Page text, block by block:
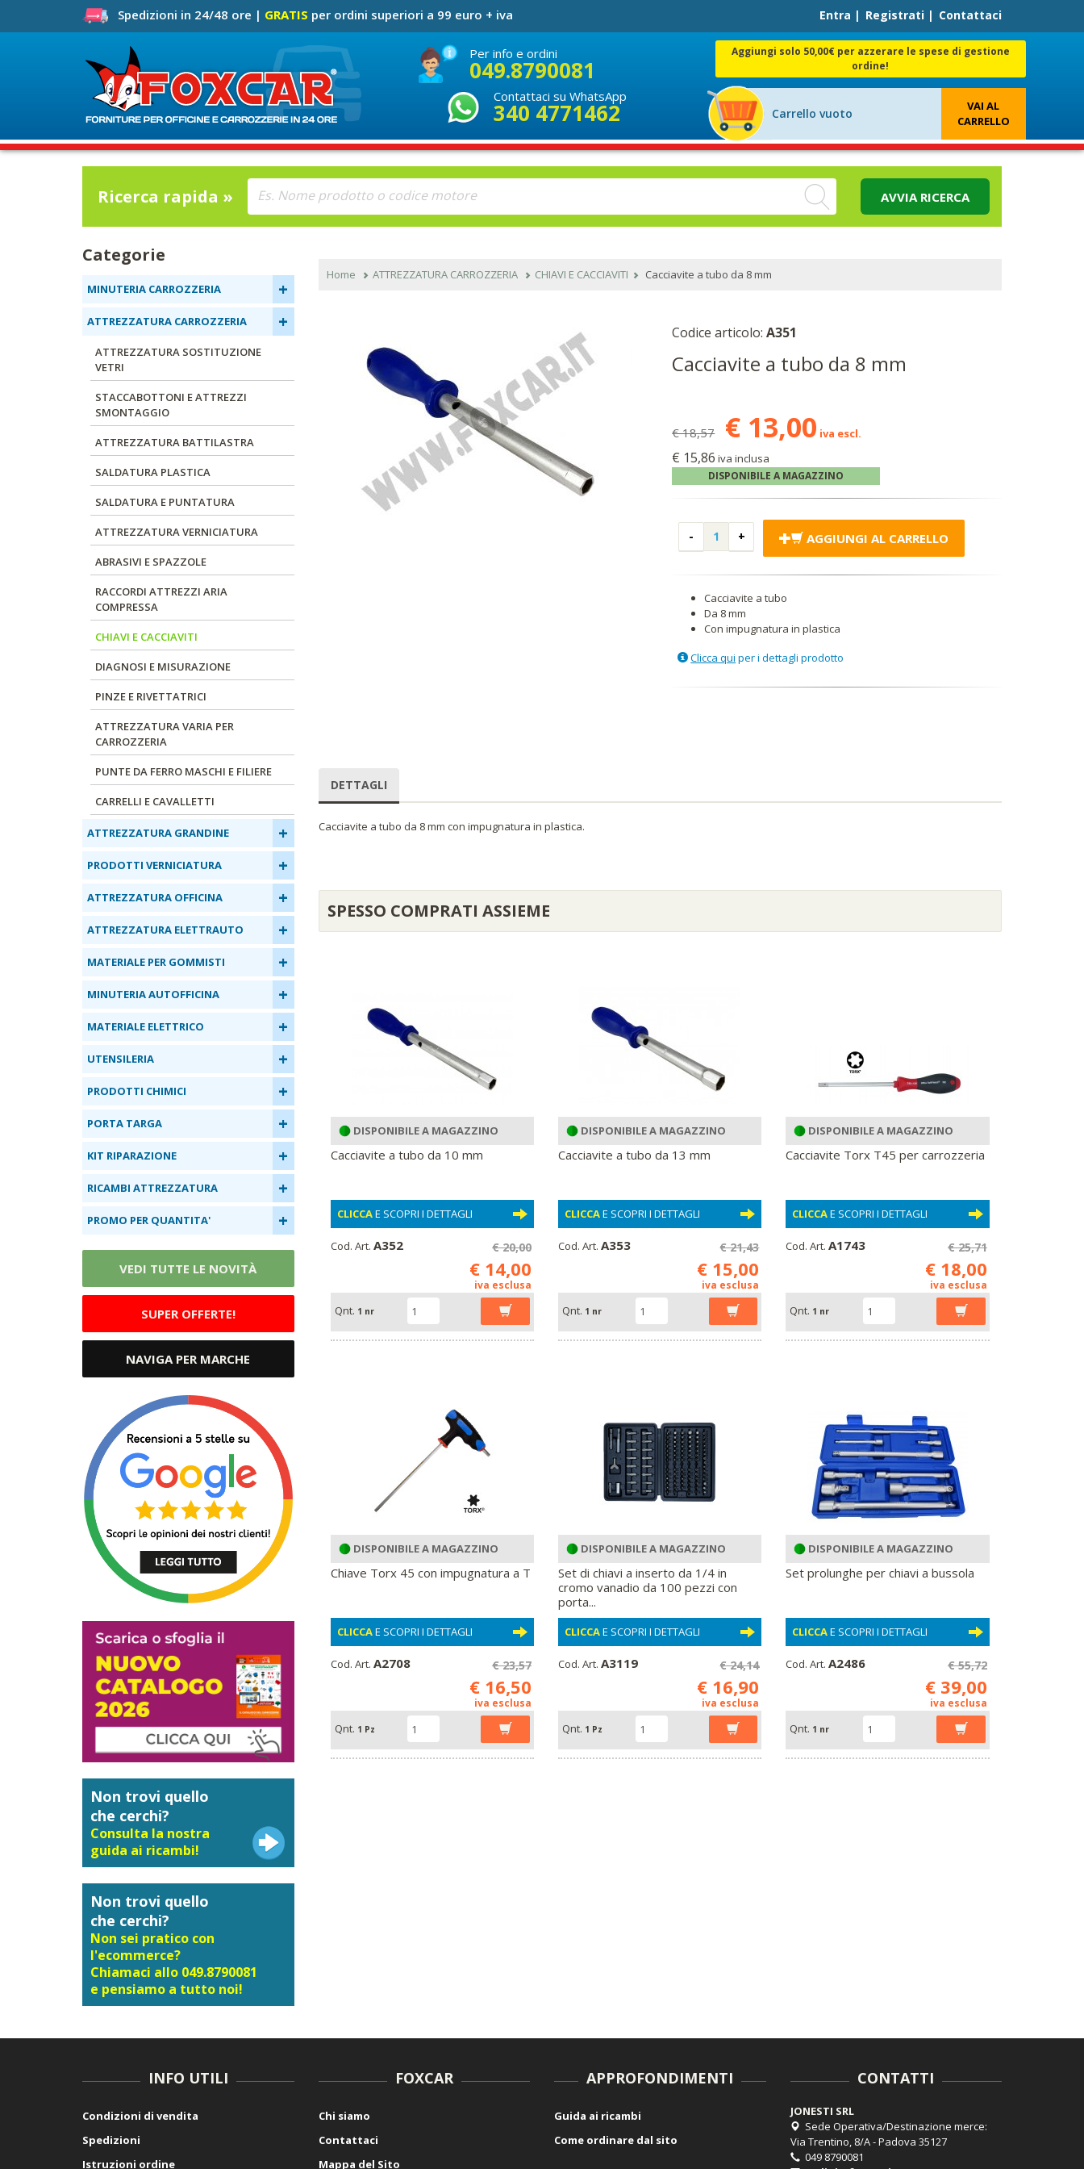
Spedizioni in 24/48 ore | GRATIS per ordini superiori a 99 euro + iva Entra | Registrati| Contattaci
Per info e ordini
049.8790081
Contattaci su WhatsApp
340 4771462
Aggiungi solo 50,00€ per azzerare le spese di gestione
ordine!
Carrello vuoto
VAI AL
CARRELLO
Ricerca rapida » AVVIA RICERCA
Categorie
MINUTERIA CARROZZERIA +
ATTREZZATURA CARROZZERIA +
ATTREZZATURA SOSTITUZIONE
VETRI
STACCABOTTONI E ATTREZZI
SMONTAGGIO
ATTREZZATURA BATTILASTRA
SALDATURA PLASTICA
SALDATURA E PUNTATURA
ATTREZZATURA VERNICIATURA
ABRASIVI E SPAZZOLE
RACCORDI ATTREZZI ARIA
COMPRESSA
CHIAVI E CACCIAVITI
DIAGNOSI E MISURAZIONE
PINZE E RIVETTATRICI
ATTREZZATURA VARIA PER
CARROZZERIA
PUNTE DA FERRO MASCHI E FILIERE
CARRELLI E CAVALLETTI
ATTREZZATURA GRANDINE +
PRODOTTI VERNICIATURA +
ATTREZZATURA OFFICINA +
ATTREZZATURA ELETTRAUTO +
MATERIALE PER GOMMISTI +
MINUTERIA AUTOFFICINA +
MATERIALE ELETTRICO +
UTENSILERIA +
PRODOTTI CHIMICI +
PORTA TARGA +
KIT RIPARAZIONE +
RICAMBI ATTREZZATURA +
PROMO PER QUANTITA' +
VEDI TUTTE LE NOVITÀ
SUPER OFFERTE!
NAVIGA PER MARCHE
Non trovi quello
che cerchi?
Consulta la nostra
guida ai ricambi!
Non trovi quello
che cerchi?
Non sei pratico con
l'ecommerce?
Chiamaci allo 049.8790081
e pensiamo a tutto noi!
Home ATTREZZATURA CARROZZERIA CHIAVI E CACCIAVITI Cacciavite a tubo da 8 mm
Codice articolo:A351
Cacciavite a tubo da 8 mm
€ 18,57 € 13,00 iva escl.
€ 15,86 iva inclusa
DISPONIBILE A MAGAZZINO
AGGIUNGI AL CARRELLO
Cacciavite a tubo
Da 8 mm
Con impugnatura in plastica
Clicca qui per i dettagli prodotto
DETTAGLI
Cacciavite a tubo da 8 mm con impugnatura in plastica.
SPESSO COMPRATI ASSIEME
DISPONIBILE A MAGAZZINO
Cacciavite a tubo da 10 mm
CLICCAE SCOPRI I DETTAGLI
Cod. Art. A352 € 20,00
€ 14,00
iva esclusa
Qnt. 1 nr
DISPONIBILE A MAGAZZINO
Cacciavite a tubo da 13 mm
CLICCAE SCOPRI I DETTAGLI
Cod. Art. A353 € 21,43
€ 15,00
iva esclusa
Qnt. 1 nr
DISPONIBILE A MAGAZZINO
Cacciavite Torx T45 per carrozzeria
CLICCAE SCOPRI I DETTAGLI
Cod. Art.A1743 € 25,71
€ 18,00
iva esclusa
Qnt. 1 nr
DISPONIBILE A MAGAZZINO
Chiave Torx 45 con impugnatura a T
CLICCAE SCOPRI I DETTAGLI
Cod. Art. A2708 € 23,57
€ 16,50
iva esclusa
Qnt. 1 Pz
DISPONIBILE A MAGAZZINO
Set di chiavi a inserto da 1/4 in
cromo vanadio da 100 pezzi con
porta...
CLICCAE SCOPRI I DETTAGLI
Cod. Art. A3119 € 24,14
€ 16,90
iva esclusa
Qnt. 1 Pz
DISPONIBILE A MAGAZZINO
Set prolunghe per chiavi a bussola
CLICCAE SCOPRI I DETTAGLI
Cod. Art.A2486 € 55,72
€ 39,00
iva esclusa
Qnt. 1 nr
INFO UTILI
Condizioni di vendita
Spedizioni
Istruzioni ordine
FOXCAR
Chi siamo
Contattaci
Mappa del Sito
APPROFONDIMENTI
Guida ai ricambi
Come ordinare dal sito
CONTATTI
JONESTI SRL
Sede Operativa/Destinazione merce:
Via Trentino, 8/A - Padova 35127
049 8790081